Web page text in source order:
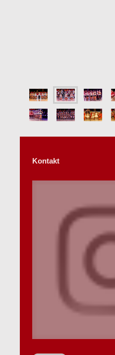
Kontakt